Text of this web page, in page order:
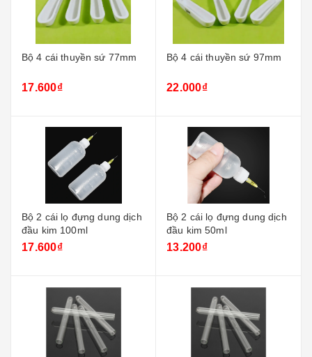
Bộ 4 cái thuyền sứ 77mm
17.600₫
Bộ 4 cái thuyền sứ 97mm
22.000₫
Bộ 2 cái lọ đựng dung dịch
đầu kim 100ml
17.600₫
Bộ 2 cái lọ đựng dung dịch
đầu kim 50ml
13.200₫